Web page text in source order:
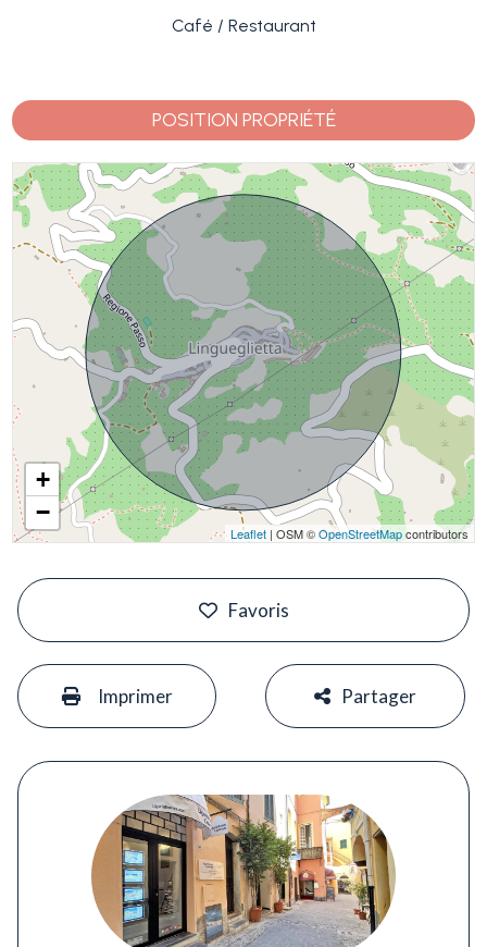
Café / Restaurant
POSITION PROPRIÉTÉ
+
−
Leaflet| OSM ©OpenStreetMapcontributors
Favoris
Imprimer Partager